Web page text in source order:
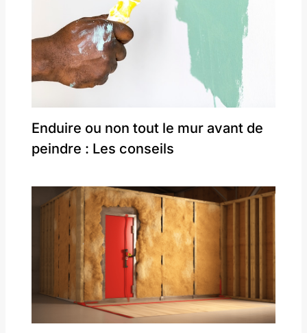
Enduire ou non tout le mur avant de
peindre : Les conseils